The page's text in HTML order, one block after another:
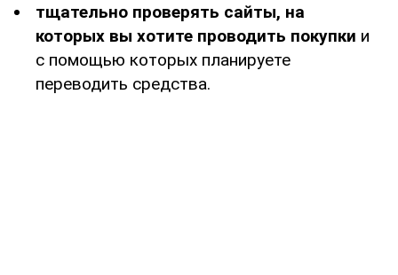
тщательно проверять сайты, на
которых вы хотите проводить покупки и
с помощью которых планируете
переводить средства.